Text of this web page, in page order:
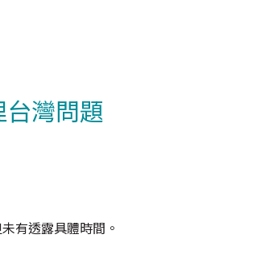
灣問題
有透露具體時間。